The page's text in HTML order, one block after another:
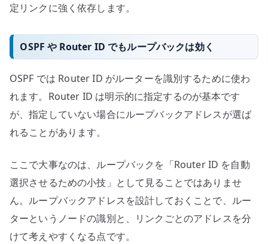
定リンクに強く依存します。
OSPF や Router ID でもループバックは効く
OSPF では Router ID がルーターを識別するために使わ
れます。Router ID は明示的に指定するのが基本です
が、指定していない場合にループバックアドレスが選ば
れることがあります。
ここで大事なのは、ループバックを「Router ID を自動
選択させるための小技」として見ることではありませ
ん。ループバックアドレスを設計しておくことで、ルー
ターというノードの識別と、リンクごとのアドレスを分
けて考えやすくなる点です。